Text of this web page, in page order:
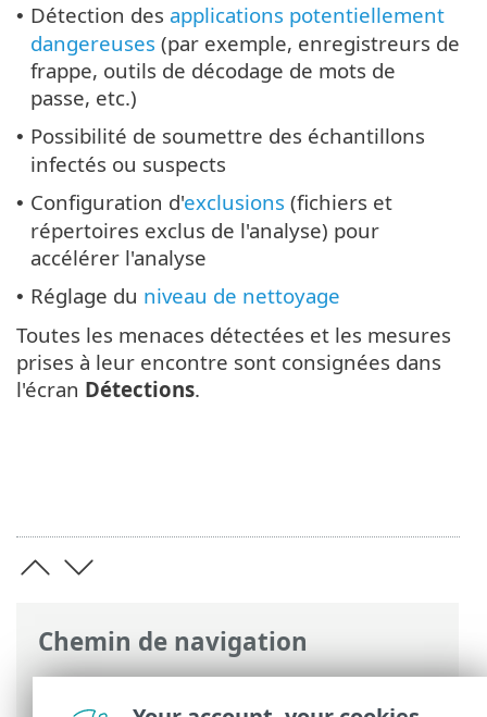
Chemin de navigation
Aide en ligne ESET>ESET Server Security
• Détection des applications potentiellement
dangereuses (par exemple, enregistreurs de
frappe, outils de décodage de mots de
passe, etc.)
• Possibilité de soumettre des échantillons
infectés ou suspects
• Configuration d'exclusions (fichiers et
répertoires exclus de l'analyse) pour
accélérer l'analyse
• Réglage du niveau de nettoyage
Toutes les menaces détectées et les mesures
prises à leur encontre sont consignées dans
l'écran Détections.